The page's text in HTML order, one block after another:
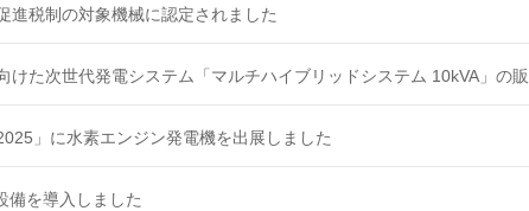
進税制の対象機械に認定されました
けた次世代発電システム「マルチハイブリッドシステム 10kVA」の
」に水素エンジン発電機を出展しました
備を導入しました